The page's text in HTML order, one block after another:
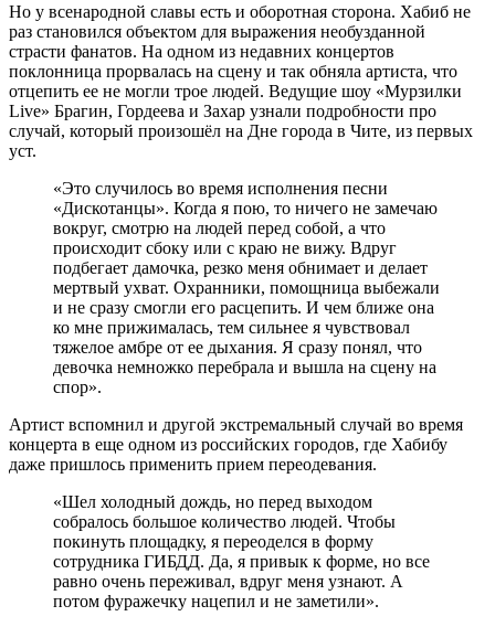
Но у всенародной славы есть и оборотная сторона. Хабиб не
раз становился объектом для выражения необузданной
страсти фанатов. На одном из недавних концертов
поклонница прорвалась на сцену и так обняла артиста, что
отцепить ее не могли трое людей. Ведущие шоу «Мурзилки
Live» Брагин, Гордеева и Захар узнали подробности про
случай, который произошёл на Дне города в Чите, из первых
уст.
«Это случилось во время исполнения песни
«Дискотанцы». Когда я пою, то ничего не замечаю
вокруг, смотрю на людей перед собой, а что
происходит сбоку или с краю не вижу. Вдруг
подбегает дамочка, резко меня обнимает и делает
мертвый ухват. Охранники, помощница выбежали
и не сразу смогли его расцепить. И чем ближе она
ко мне прижималась, тем сильнее я чувствовал
тяжелое амбре от ее дыхания. Я сразу понял, что
девочка немножко перебрала и вышла на сцену на
спор».
Артист вспомнил и другой экстремальный случай во время
концерта в еще одном из российских городов, где Хабибу
даже пришлось применить прием переодевания.
«Шел холодный дождь, но перед выходом
собралось большое количество людей. Чтобы
покинуть площадку, я переоделся в форму
сотрудника ГИБДД. Да, я привык к форме, но все
равно очень переживал, вдруг меня узнают. А
потом фуражечку нацепил и не заметили».